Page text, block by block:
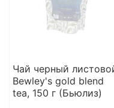
Чай черный
Bewley's gold blend
tea, 150 г (Бьюлиз)